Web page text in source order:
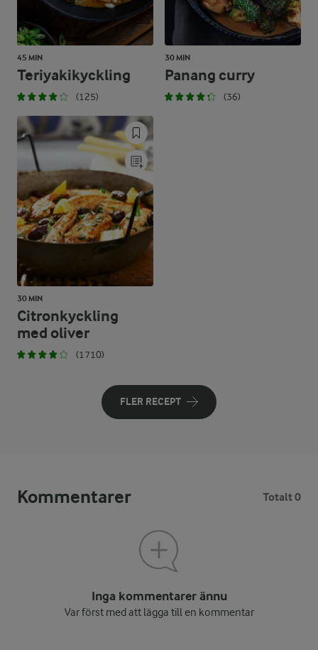
45 MIN
Teriyakikyckling
(125)
30 MIN
Panang curry
(36)
30 MIN
Citronkyckling
med oliver
(1710)
FLER RECEPT
Kommentarer Totalt 0
Inga kommentarer ännu
Var först med att lägga till en kommentar